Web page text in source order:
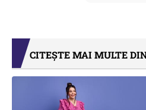
CITEȘTE MAI MULTE